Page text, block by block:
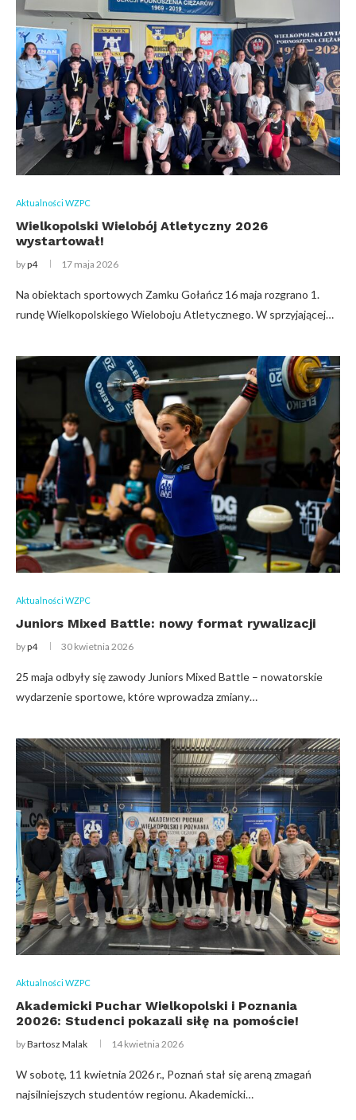
Aktualności WZPC
Wielkopolski Wielobój Atletyczny 2026
wystartował!
byp4 17 maja 2026
Na obiektach sportowych Zamku Gołańcz 16 maja rozgrano 1.
rundę Wielkopolskiego Wieloboju Atletycznego. W sprzyjającej…
Aktualności WZPC
Juniors Mixed Battle: nowy format rywalizacji
byp4 30 kwietnia 2026
25 maja odbyły się zawody Juniors Mixed Battle – nowatorskie
wydarzenie sportowe, które wprowadza zmiany…
Aktualności WZPC
Akademicki Puchar Wielkopolski i Poznania
20026: Studenci pokazali siłę na pomoście!
byBartosz Malak 14 kwietnia 2026
W sobotę, 11 kwietnia 2026 r., Poznań stał się areną zmagań
najsilniejszych studentów regionu. Akademicki…